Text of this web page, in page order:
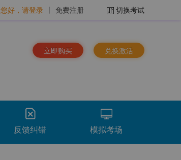
您好，请登录 丨 免费注册 切换考试
立即购买 兑换激活
反馈纠错 模拟考场